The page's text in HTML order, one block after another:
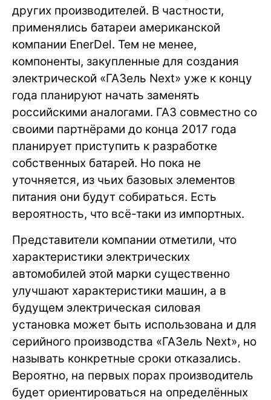
других производителей. В частности,
применялись батареи американской
компании EnerDel. Тем не менее,
компоненты, закупленные для создания
электрической «ГАЗель Next» уже к концу
года планируют начать заменять
российскими аналогами. ГАЗ совместно со
своими партнёрами до конца 2017 года
планирует приступить к разработке
собственных батарей. Но пока не
уточняется, из чьих базовых элементов
питания они будут собираться. Есть
вероятность, что всё-таки из импортных.
Представители компании отметили, что
характеристики электрических
автомобилей этой марки существенно
улучшают характеристики машин, а в
будущем электрическая силовая
установка может быть использована и для
серийного производства «ГАЗель Next», но
называть конкретные сроки отказались.
Вероятно, на первых порах производитель
будет ориентироваться на определённых